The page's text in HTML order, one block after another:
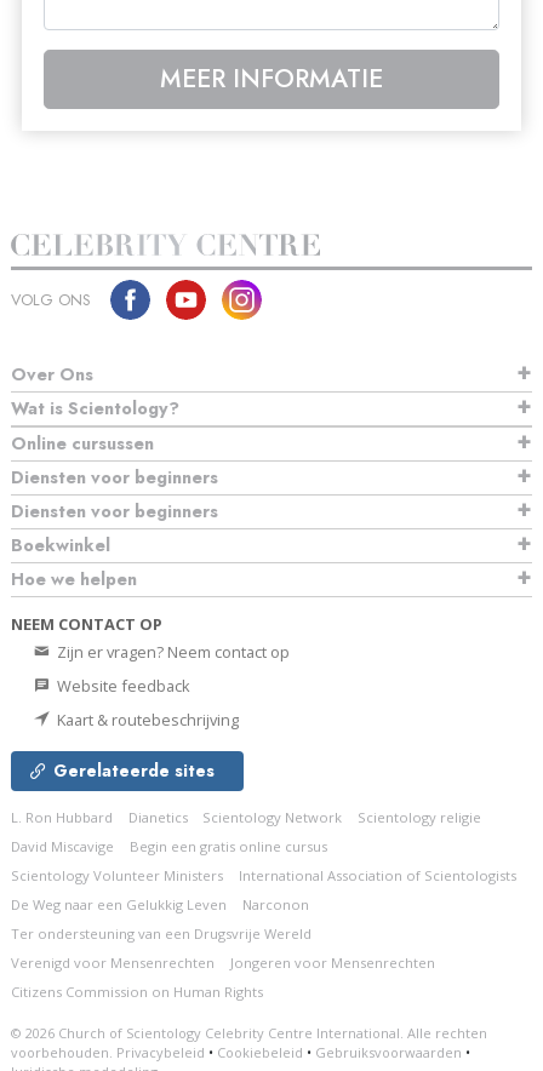
MEER INFORMATIE
VOLG ONS
Over Ons
Wat is Scientology?
Online cursussen
Diensten voor beginners
Diensten voor beginners
Boekwinkel
Hoe we helpen
NEEM CONTACT OP
Zijn er vragen? Neem contact op
Website feedback
Kaart & routebeschrijving
Gerelateerde sites
L. Ron Hubbard Dianetics Scientology Network
Scientology religie
David Miscavige
Begin een gratis online cursus
Scientology Volunteer Ministers
International Association of Scientologists
De Weg naar een Gelukkig Leven
Narconon
Ter ondersteuning van een Drugsvrije Wereld
Verenigd voor Mensenrechten
Jongeren voor Mensenrechten
Citizens Commission on Human Rights
© 2026 Church of Scientology Celebrity Centre International. Alle rechten
voorbehouden. Privacybeleid • Cookiebeleid • Gebruiksvoorwaarden •